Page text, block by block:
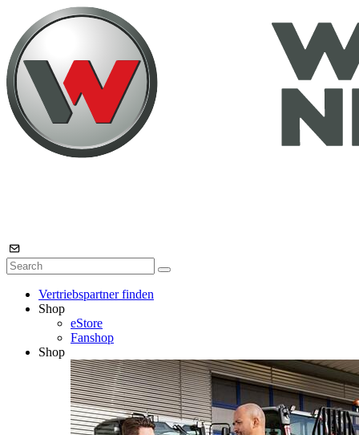
Vertriebspartner finden
Shop
eStore
Fanshop
Shop